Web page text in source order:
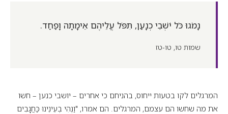
נָמֹגוּ כֹּל יֹשְׁבֵי כְנָעַן, תִּפֹּל עֲלֵיהֶם אֵימָתָה וָפַחַד.
שמות טו, טו-טז
המרגלים לקו בטעות ייחוס, בהניחם כי אחרים – יושבי כנען – חשו
את מה שחשו הם עצמם, המרגלים. הם אמרו, "וַנְּהִי בְעֵינֵינוּ כַּחֲגָבִים